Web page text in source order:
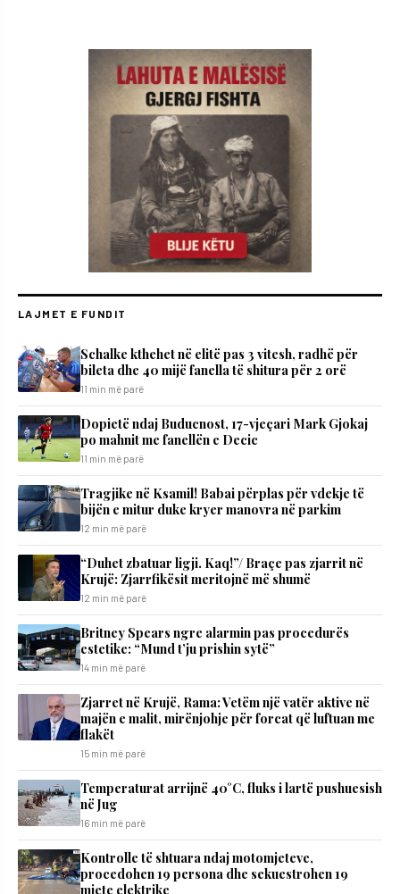
LAJMET E FUNDIT
Schalke kthehet në elitë pas 3 vitesh, radhë për
bileta dhe 40 mijë fanella të shitura për 2 orë
11 min më parë
Dopietë ndaj Buducnost, 17-vjeçari Mark Gjokaj
po mahnit me fanellën e Decic
11 min më parë
Tragjike në Ksamil! Babai përplas për vdekje të
bijën e mitur duke kryer manovra në parkim
12 min më parë
“Duhet zbatuar ligji. Kaq!”/ Braçe pas zjarrit në
Krujë: Zjarrfikësit meritojnë më shumë
12 min më parë
Britney Spears ngre alarmin pas procedurës
estetike: “Mund t’ju prishin sytë”
14 min më parë
Zjarret në Krujë, Rama: Vetëm një vatër aktive në
majën e malit, mirënjohje për forcat që luftuan me
flakët
15 min më parë
Temperaturat arrijnë 40°C, fluks i lartë pushuesish
në Jug
16 min më parë
Kontrolle të shtuara ndaj motomjeteve,
procedohen 19 persona dhe sekuestrohen 19
mjete elektrike